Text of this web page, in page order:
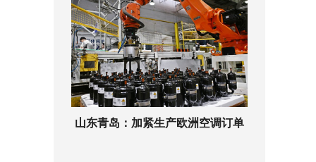
山东青岛：加紧生产欧洲空调订单